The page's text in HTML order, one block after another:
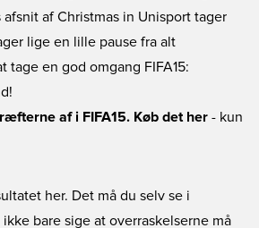
afsnit af Christmas in Unisport tager
lige en lille pause fra alt
tage en god omgang FIFA15:
af i FIFA15. Køb det her - kun
her. Det må du selv se i
bare sige at overraskelserne må